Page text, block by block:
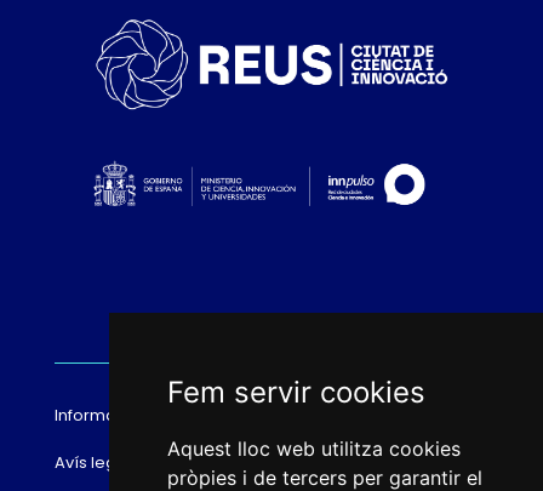
Fem servir cookies
Aquest lloc web utilitza cookies
pròpies i de tercers per garantir el
Informació bàsica RGPD
Avís legal